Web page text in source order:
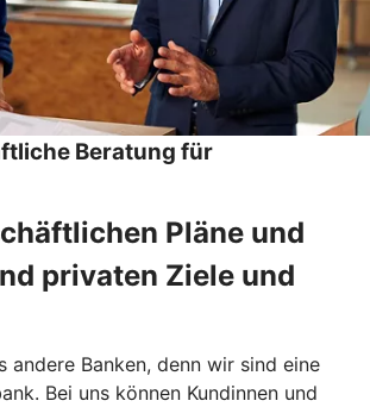
Beratung für
Pläne und
privaten Ziele und
andere Banken, denn wir sind eine
Bei uns können Kundinnen und